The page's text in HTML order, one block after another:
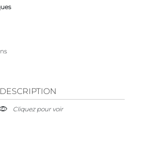
DESCRIPTION
Cliquez pour voir